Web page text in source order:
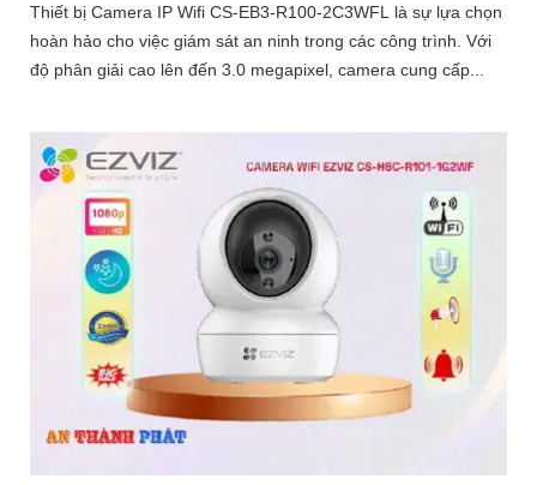
Thiết bị Camera IP Wifi CS-EB3-R100-2C3WFL là sự lựa chọn
hoàn hảo cho việc giám sát an ninh trong các công trình. Với
độ phân giải cao lên đến 3.0 megapixel, camera cung cấp...